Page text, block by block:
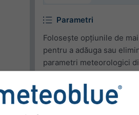
Parametri
Folosește opțiunile de
pentru a adăuga sau
parametri meteorologici
widget.
Pictogramă